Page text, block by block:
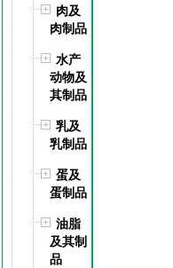
肉及
肉制品
水产
动物及
其制品
乳及
乳制品
蛋及
蛋制品
油脂
及其制
品